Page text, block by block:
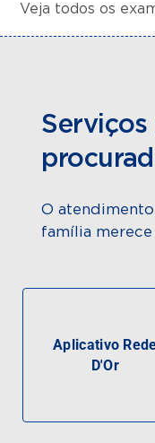
Veja todos os
Serviços
O
família merece
Aplicativo
D'Or